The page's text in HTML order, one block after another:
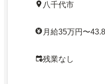
八千代市
月給35万円〜
残業なし